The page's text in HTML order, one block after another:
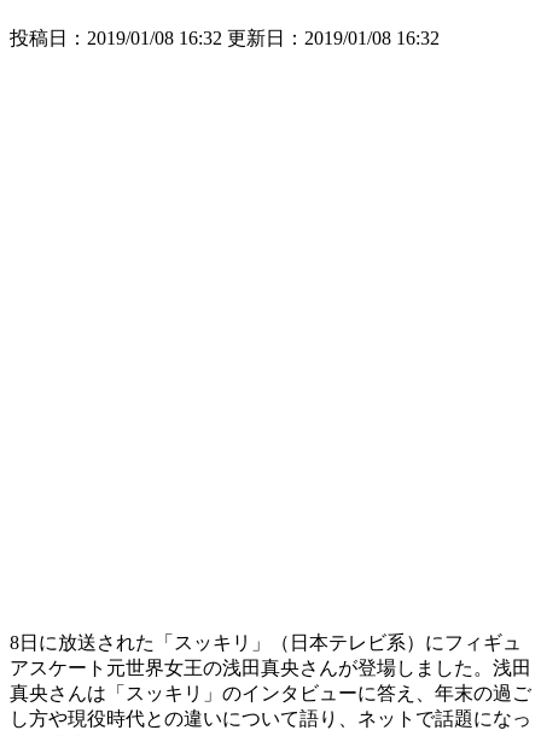
投稿日：2019/01/08 16:32 更新日： 2019/01/08 16:32
8日に放送された「スッキリ」（日本テレビ系）にフィギュ
アスケート元世界女王の浅田真央さんが登場しました。浅田
真央さんは「スッキリ」のインタビューに答え、年末の過ご
し方や現役時代との違いについて語り、ネットで話題になっ